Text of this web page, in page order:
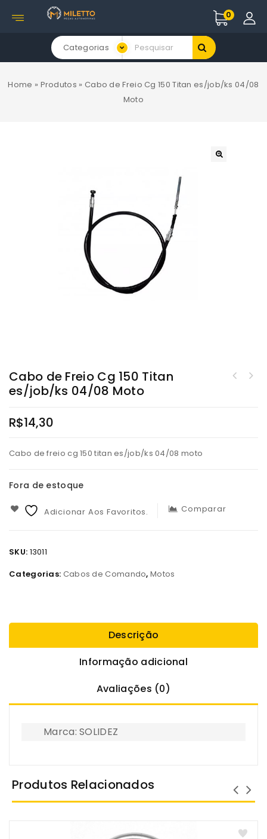
0
Categorias
Home » Produtos » Cabo de Freio Cg 150 Titan es/job/ks 04/08
Moto
Cabo de Freio Cg 150 Titan
es/job/ks 04/08 Moto
R$14,30
Cabo de freio cg 150 titan es/job/ks 04/08 moto
Fora de estoque
Adicionar Aos Favoritos. Comparar
SKU: 13011
Categorias: Cabos de Comando,Motos
Descrição
Informação adicional
Avaliações (0)
Marca: SOLIDEZ
Produtos Relacionados